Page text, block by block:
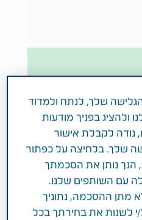
אסיפה כללית
של החברה
שלך, לנתח ולמדוד
ולהציג בפניך מודעות
נודה לקבלת אישור
שלך. בלחיצה על כפתור
הנך נותן את הסכמתך
עם השותפים שלנו.
מתן ההסכמה, נתוניך
י לשנות את בחירתך בכל